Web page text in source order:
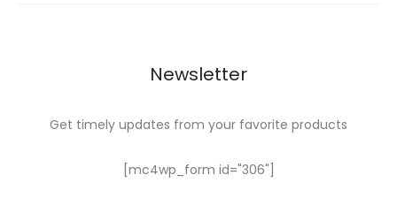
Newsletter
Get timely updates from your favorite products
[mc4wp_form id="306"]